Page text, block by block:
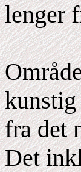
lenger
fra det
Det